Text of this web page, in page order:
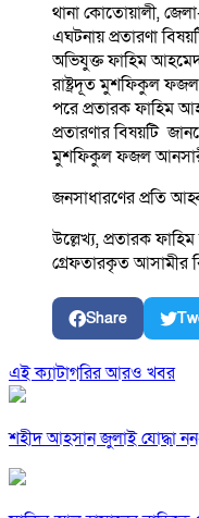
থানা কোতোয়ালী,
এঘটনায় প্রতারণা
অভিযুক্ত ফাহিম আহমেদ
রাষ্ট্রদূত মুশফিকুল
পরে প্রতারক ফাহিম
প্রতারণার বিষয়টি
মুশফিকুল ফজল
জনসাধারণের প্রতি
উল্লেখ্য, প্রতারক
গ্রেফতারকৃত আসামীর
Share
এই ক্যাটাগরির আরও খবর
শহীদ আহসান জুলাই যোদ্ধা